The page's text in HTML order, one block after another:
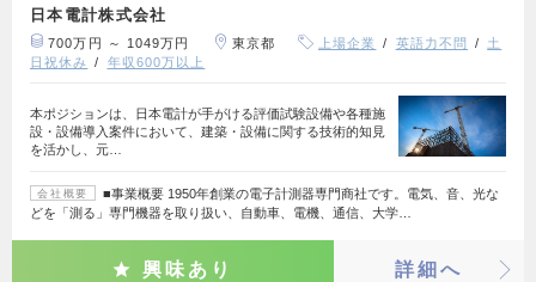
日本電計株式会社
700万円 ～ 1049万円 東京都 上場企業 英語力不問
土
日祝休み
年収600万以上
本ポジションは、日本電計が手がける評価試験設備や各種施
設・設備導入案件において、建築・設備に関する技術的知見
を活かし、元…
会社概要
■事業概要 1950年創業の電子計測器専門商社です。電気、音、光な
どを「測る」専門機器を取り扱い、自動車、電機、通信、大学…
興味あり 詳細へ